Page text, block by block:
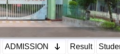
ADMISSION Result